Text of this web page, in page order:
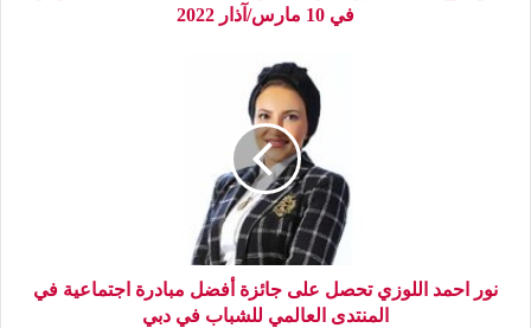
في 10 مارس/آذار 2022
نور احمد اللوزي تحصل على جائزة أفضل مبادرة اجتماعية في
المنتدى العالمي للشباب في دبي